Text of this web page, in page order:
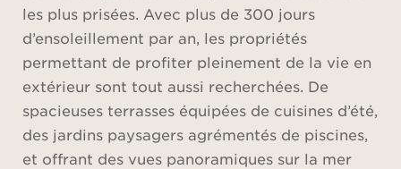
les plus prisées. Avec plus de 300 jours
d’ensoleillement par an, les propriétés
permettant de profiter pleinement de la vie en
extérieur sont tout aussi recherchées. De
spacieuses terrasses équipées de cuisines d’été,
des jardins paysagers agrémentés de piscines,
et offrant des vues panoramiques sur la mer